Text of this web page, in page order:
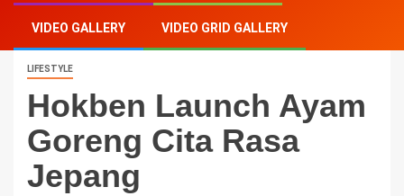
VIDEO GALLERY VIDEO GRID GALLERY
LIFESTYLE
Hokben Launch Ayam
Goreng Cita Rasa
Jepang